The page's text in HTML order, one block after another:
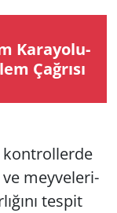
Ka­ra­yo­lu­
Çağ­rı­sı
kont­rol­ler­de
ve mey­ve­le­ri­
tes­pit